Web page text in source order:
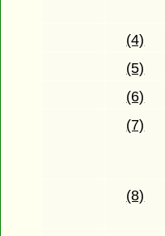
(4)
(5)
(6)
(7)
(8)